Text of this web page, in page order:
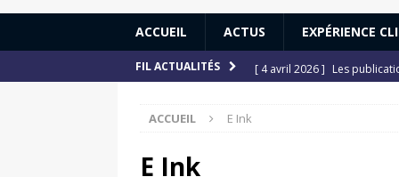
ACCUEIL ACTUS EXPÉRIENCE
FIL ACTUALITÉS [ 4 avril 2026 ] Les
ACCUEIL E Ink
E Ink